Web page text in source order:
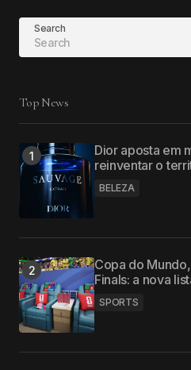
Search
Top News
Dior aposta em
reinventar o
BELEZA
Copa do
Finals: a nova
SPORTS